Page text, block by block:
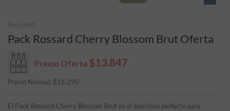
Rossard
Pack Rossard Cherry Blossom Brut Oferta
Precio Oferta $13.847
Precio Normal: $16.290
El Pack Rossard Cherry Blossom Brut es el aperitivo perfecto para